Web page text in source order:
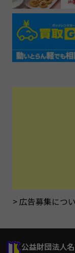
広告募集につ
公益財団法人